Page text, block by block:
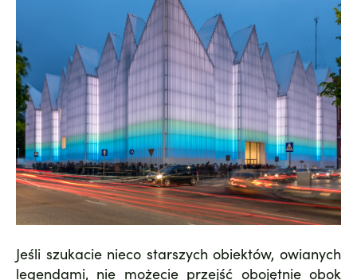
Jeśli szukacie nieco starszych obiektów, owianych
legendami, nie możecie przejść obojętnie obok